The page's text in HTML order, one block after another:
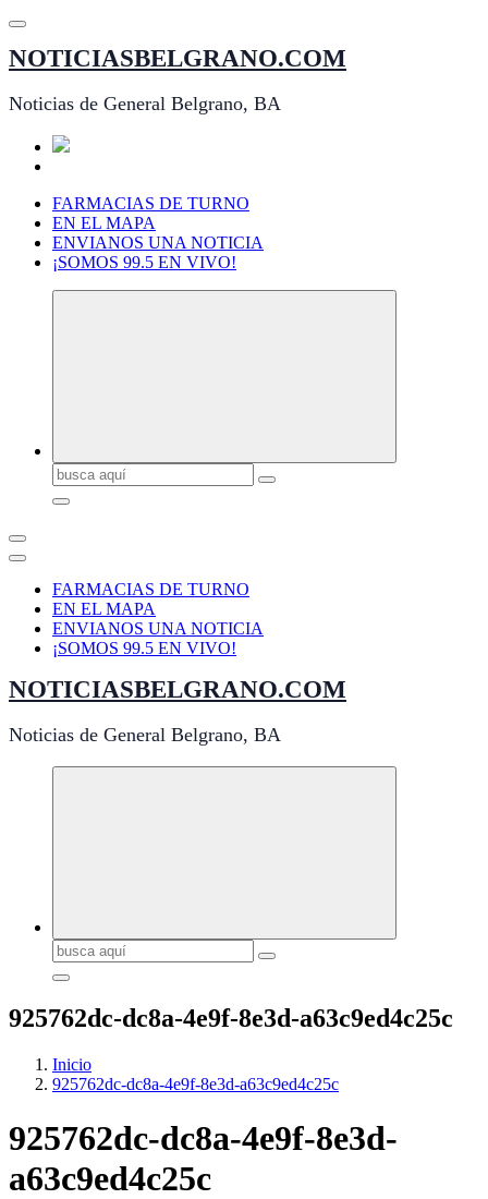
Saltar
contenido
NOTICIASBELGRANO.COM
Noticias de General Belgrano, BA
FARMACIAS DE TURNO
EN EL MAPA
ENVIANOS UNA NOTICIA
¡SOMOS 99.5 EN VIVO!
Buscar:
FARMACIAS DE TURNO
EN EL MAPA
ENVIANOS UNA NOTICIA
¡SOMOS 99.5 EN VIVO!
NOTICIASBELGRANO.COM
Noticias de General Belgrano, BA
Buscar:
925762dc-dc8a-4e9f-8e3d-a63c9ed4c25c
Inicio
925762dc-dc8a-4e9f-8e3d-a63c9ed4c25c
925762dc-dc8a-4e9f-8e3d-
a63c9ed4c25c